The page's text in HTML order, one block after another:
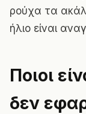
ρούχα τα
ήλιο είναι
Ποιοι
δεν